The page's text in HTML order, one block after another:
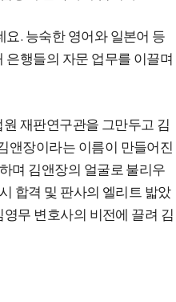
. 능숙한 영어와 일본어 등
행들의 자문 업무를 이끌며
재판연구관을 그만두고 김
앤장이라는 이름이 만들어진
며 김앤장의 얼굴로 불리우
합격 및 판사의 엘리트 밟았
무 변호사의 비전에 끌려 김